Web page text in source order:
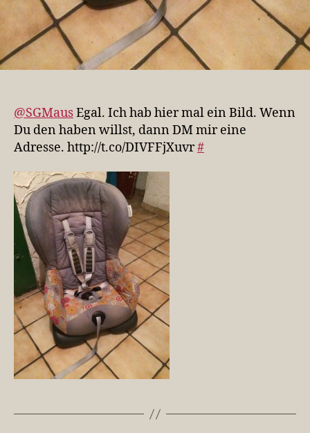
@SGMausEgal. Ich hab hier mal ein Bild. Wenn
Du den haben willst, dann DM mir eine
Adresse. http://t.co/DIVFFjXuvr#